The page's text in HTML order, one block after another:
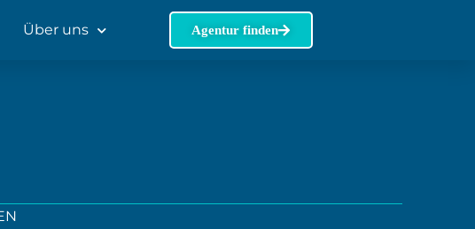
Über uns Agentur finden